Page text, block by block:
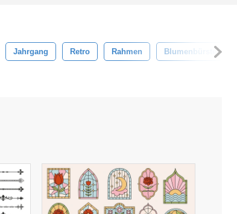
Jahrgang Retro Rahmen Blumenbürste